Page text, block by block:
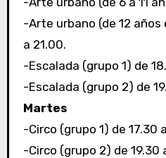
-Arte urbano (de 12 años
a 21.00.
-Escalada (grupo 1) de
-Escalada (grupo 2) de
Martes
-Circo (grupo 1) de 17.30
-Circo (grupo 2) de 19.30